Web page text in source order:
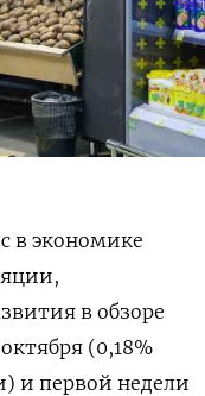
в экономике
в обзоре
(0,18%
и первой недели